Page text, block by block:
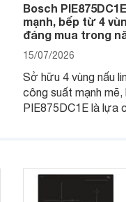
Bosch
mạnh, bếp từ 4
đáng mua trong
15/07/2026
Sở hữu 4 vùng nấu
công suất mạnh
PIE875DC1E là lựa